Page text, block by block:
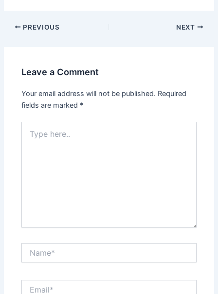
PREVIOUS NEXT
Leave a Comment
Your email address will not be published. Required
fields are marked *
here..